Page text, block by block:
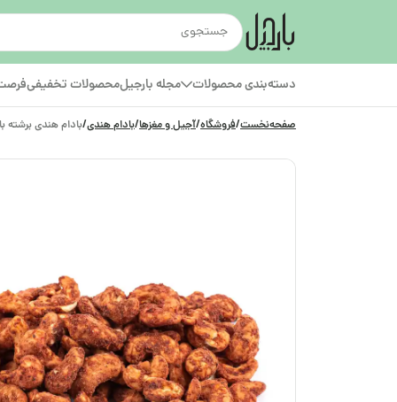
دسته‌بندی محصولات مجله بارجیلمحصولات تخفیفی
صفحه‌نخست/فروشگاه/آجیل و مغزها/بادام هندی/بادام هندی برشته